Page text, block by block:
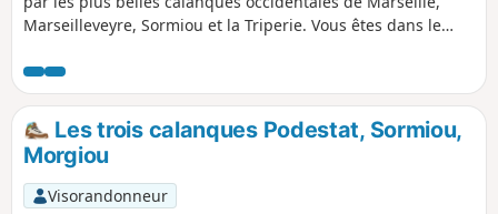
Marseilleveyre, Sormiou et la Triperie. Vous êtes dans le
réglementation spécifique. En cas de non respect de celle-ci
vous vous exposez à une amende pouvant aller jusqu'à 1500
€.
Les trois calanques Podestat, Sormiou,
Morgiou
Visorandonneur